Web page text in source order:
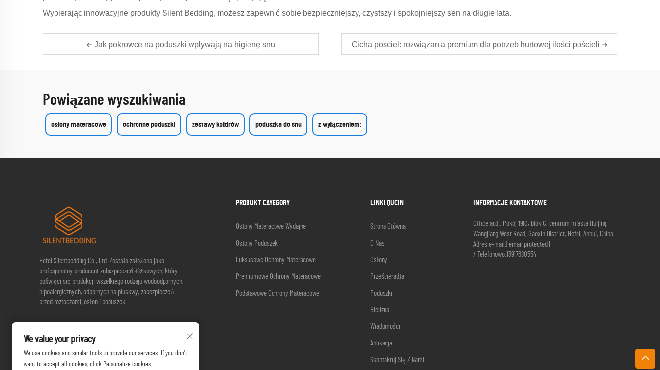
Wybierając innowacyjne produkty Silent Bedding, możesz zapewnić sobie bezpieczniejszy, czystszy i spokojniejszy sen na długie lata.
Jak pokrowce na poduszki wpływają na higienę snu Cicha pościel: rozwiązania premium dla potrzeb hurtowej ilości pościeli
Powiązane wyszukiwania
osłony materacowe ochronne poduszki zestawy kołdrów poduszka do snu z wyłączeniem:
Hefei Silentbedding Co., Ltd. Została założona jako
profesjonalny producent zabezpieczeń łóżkowych, który
poświęci się produkcji wszelkiego rodzaju wodoodpornych,
hipoalergicznych, odpornych na pluskwy, zabezpieczeń
przed roztoczami, osłon i poduszek.
PRODUKT CAYEGORY
Osłony Materacowe Wydajne
Osłony Poduszek
Luksusowe Ochrony Materacowe
Premiumowe Ochrony Materacowe
Podstawowe Ochrony Materacowe
LINKI QUCIN
Strona Główna
O Nas
Osłony
Prześcieradła
Poduszki
Bielizna
Wiadomości
Aplikacja
Skontaktuj Się Z Nami
INFORMACJE KONTAKTOWE
Office add : Pokój 1910, blok C, centrum miasta Huijing,
Wangjiang West Road, Gaoxin District, Hefei, Anhui, China
Adres e-mail:[email protected]
/ Telefonowo:13917680554
We value your privacy
We use cookies and similar tools to provide our services. If you don't
want to accept all cookies, click Personalize cookies.